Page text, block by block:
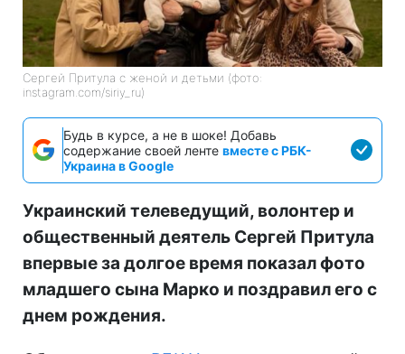
Сергей Притула с женой и детьми (фото:
instagram.com/siriy_ru)
Будь в курсе, а не в шоке! Добавь
содержание своей ленте вместе с РБК-
Украина в Google
Украинский телеведущий, волонтер и
общественный деятель Сергей Притула
впервые за долгое время показал фото
младшего сына Марко и поздравил его с
днем рождения.